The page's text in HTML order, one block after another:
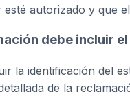
autorizado y que
debe incluir
la identificación del
de la